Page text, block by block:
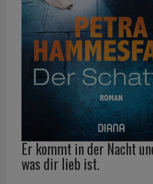
Er kommt in der Nacht
was dir lieb ist.